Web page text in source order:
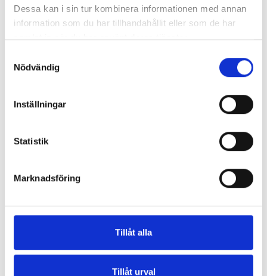
Dessa kan i sin tur kombinera informationen med annan
information som du har tillhandahållit eller som de har
samlat in när du har använt deras tjänster.
Nödvändig
Inställningar
Statistik
Marknadsföring
Tillåt alla
Tillåt urval
Kryssning till Visby med Birka Gotland
Ta Birka Gotland till Visby och
njut av en härlig kryssning med skärgård, soldäckshäng, god mat,
Tidtabell Birka Gotland - Visby-
Avgång från Stockh...